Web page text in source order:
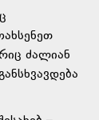
ძალიან